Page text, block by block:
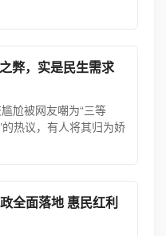
弊，实是民生需求
尬被网友嘲为“三等
的热议，有人将其归为娇
全面落地 惠民红利